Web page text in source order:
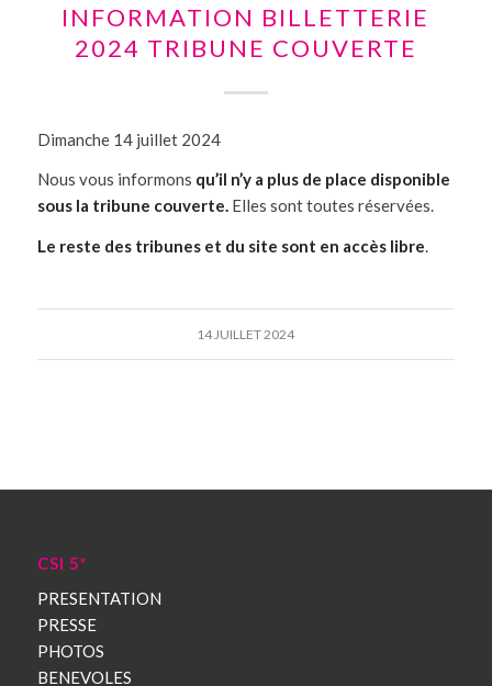
INFORMATION BILLETTERIE
2024 TRIBUNE COUVERTE
Dimanche 14 juillet 2024
Nous vous informons qu’il n’y a plus de place disponible
sous la tribune couverte.Elles sont toutes réservées.
Le reste des tribunes et du site sont en accès libre.
14 JUILLET 2024
CSI 5*
PRESENTATION
PRESSE
PHOTOS
BENEVOLES